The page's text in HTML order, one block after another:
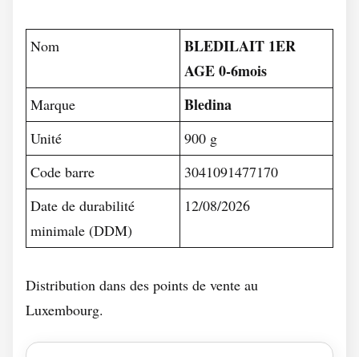
Nom
BLEDILAIT 1ER
AGE 0-6mois
Marque Bledina
Unité
900 g
Code barre
3041091477170
Date de durabilité
minimale (DDM)
12/08/2026
Distribution dans des points de vente au
Luxembourg.